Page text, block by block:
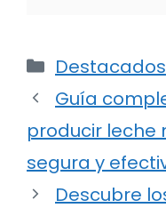
Categorías
Destacados
Guía
producir
segura y
Descubre